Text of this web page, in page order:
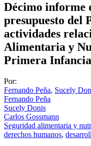
Décimo informe
presupuesto del
actividades
Alimentaria y
Primera Infancia
Por:
Fernando Peña, Sucely
Fernando Peña
Sucely Donis
Carlos Gossmann
Seguridad alimentaria y
derechos humanos,